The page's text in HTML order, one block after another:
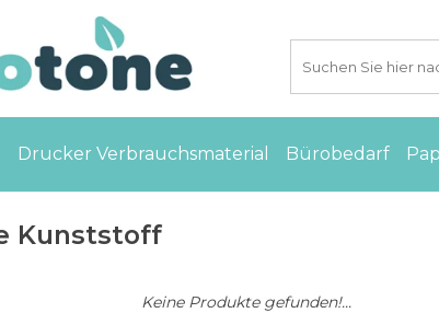
Drucker Verbrauchsmaterial Bürobedarf
Kunststoff
Keine Produkte gefunden!...